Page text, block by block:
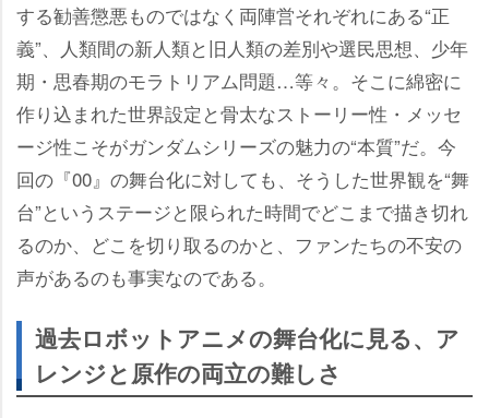
する勧善懲悪ものではなく両陣営それぞれにある“正
義”、人類間の新人類と旧人類の差別や選民思想、少年
期・思春期のモラトリアム問題…等々。そこに綿密に
作り込まれた世界設定と骨太なストーリー性・メッセ
ージ性こそがガンダムシリーズの魅力の“本質”だ。今
回の『00』の舞台化に対しても、そうした世界観を“舞
台”というステージと限られた時間でどこまで描き切れ
るのか、どこを切り取るのかと、ファンたちの不安の
声があるのも事実なのである。
過去ロボットアニメの舞台化に見る、ア
レンジと原作の両立の難しさ